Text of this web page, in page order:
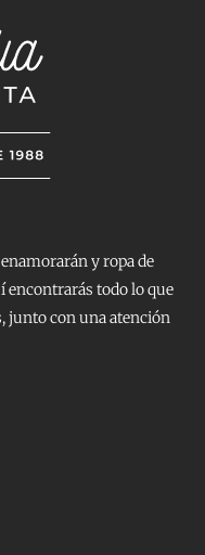
y ropa de
encontrarás todo lo que
junto con una atención